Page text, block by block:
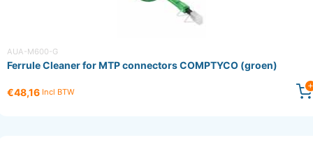
AUA-M600-G
Ferrule Cleaner for MTP connectors COMPTYCO (groen)
€48,16 Incl BTW